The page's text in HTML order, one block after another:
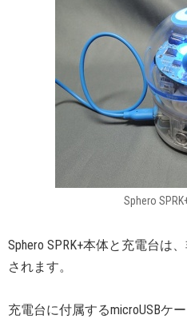
Sphero
Sphero SPRK+本体と充電台は
されます。
充電台に付属するmicroUSBケ